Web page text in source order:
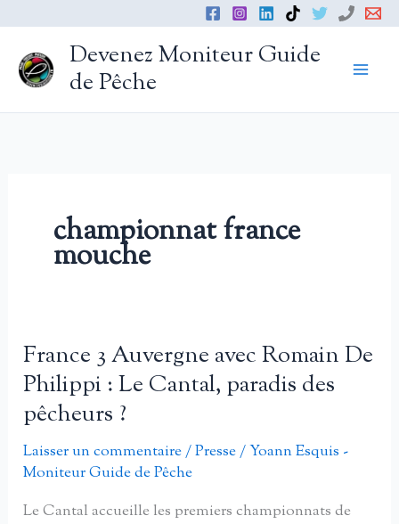
contenu
Devenez Moniteur Guide
de Pêche
championnat france
mouche
France 3 Auvergne avec Romain De
Philippi : Le Cantal, paradis des
pêcheurs ?
Laisser un commentaire/Presse/Yoann Esquis -
Moniteur Guide de Pêche
Le Cantal accueille les premiers championnats de